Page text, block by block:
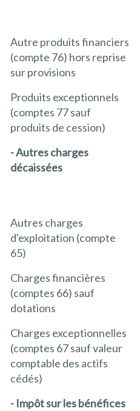
Autre produits financiers
(compte 76) hors reprise
sur provisions
Produits exceptionnels
(comptes 77 sauf
produits de cession)
- Autres charges
décaissées
Autres charges
d'exploitation (compte
65)
Charges financières
(comptes 66) sauf
dotations
Charges exceptionnelles
(comptes 67 sauf valeur
comptable des actifs
cédés)
- Impôt sur les bénéfices